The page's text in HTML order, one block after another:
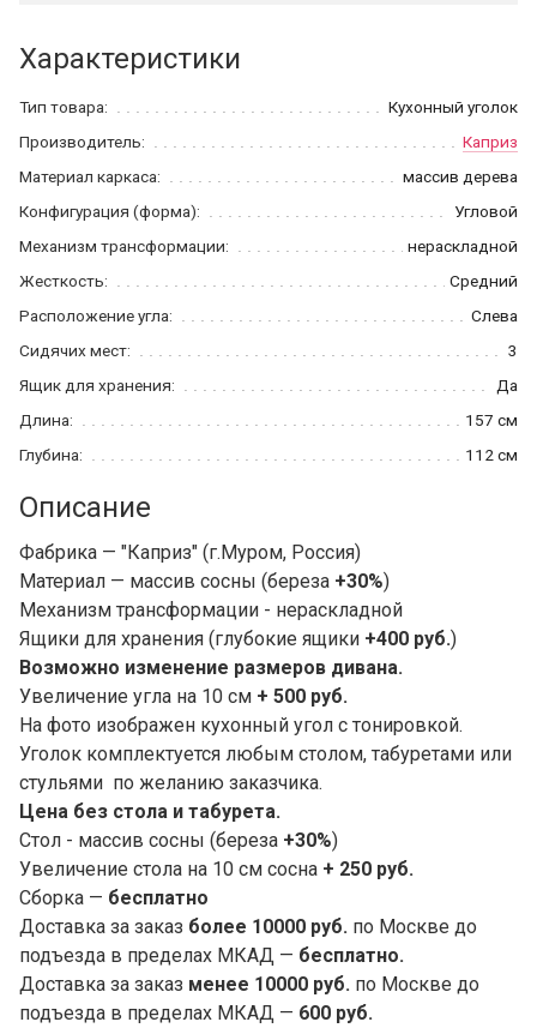
Характеристики
Тип товара:
Кухонный уголок
Производитель:
Каприз
Материал каркаса:
массив дерева
Конфигурация (форма):
Угловой
Механизм трансформации:
нераскладной
Жесткость:
Средний
Расположение угла:
Слева
Сидячих мест:
3
Ящик для хранения:
Да
Длина:
157 см
Глубина:
112 см
Описание
Фабрика — "Каприз" (г.Муром, Россия)
Материал — массив сосны (береза +30%)
Механизм трансформации - нераскладной
Ящики для хранения (глубокие ящики +400 руб.)
Возможно изменение размеров дивана.
Увеличение угла на 10 см + 500 руб.
На фото изображен кухонный угол с тонировкой.
Уголок комплектуется любым столом, табуретами или
стульями по желанию заказчика.
Цена без стола и табурета.
Стол - массив сосны (береза +30%)
Увеличение стола на 10 см сосна + 250 руб.
Сборка — бесплатно
Доставка за заказ более 10000 руб. по Москве до
подъезда в пределах МКАД — бесплатно.
Доставка за заказ менее 10000 руб. по Москве до
подъезда в пределах МКАД — 600 руб.